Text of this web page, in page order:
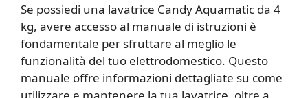
Se possiedi una lavatrice Candy Aquamatic da 4
kg, avere accesso al manuale di istruzioni è
fondamentale per sfruttare al meglio le
funzionalità del tuo elettrodomestico. Questo
manuale offre informazioni dettagliate su come
utilizzare e mantenere la tua lavatrice, oltre a